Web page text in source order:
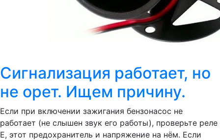
Сигнализация работает, но
не орет. Ищем причину.
Если при включении зажигания бензонасос не
работает (не слышен звук его работы), проверьте реле
E, этот предохранитель и напряжение на нём. Если